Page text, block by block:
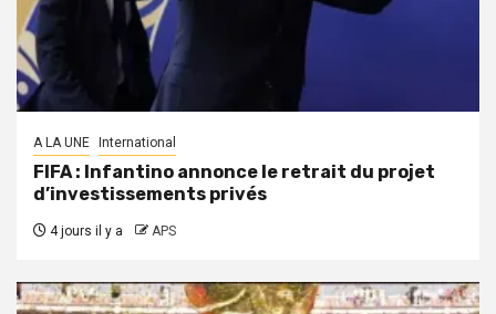
A LA UNE International
FIFA : Infantino annonce le retrait du projet
d’investissements privés
4 jours il y a APS